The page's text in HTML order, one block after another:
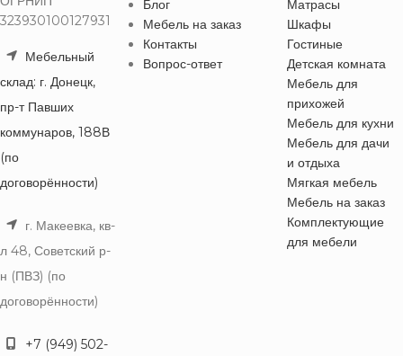
323930100127931
Мебельный
склад: г. Донецк,
пр-т Павших
коммунаров, 188В
(по
договорённости)
г. Макеевка, кв-
л 48, Советский р-
н (ПВЗ) (по
договорённости)
+7 (949) 502-
Блог
Мебель на заказ
Контакты
Вопрос-ответ
Матрасы
Шкафы
Гостиные
Детская комната
Мебель для
прихожей
Мебель для кухни
Мебель для дачи
и отдыха
Мягкая мебель
Мебель на заказ
Комплектующие
для мебели